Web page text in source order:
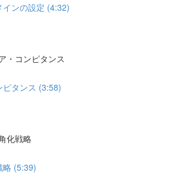
インの設定 (4:32)
コンピタンス
ピタンス (3:58)
化戦略
略 (5:39)